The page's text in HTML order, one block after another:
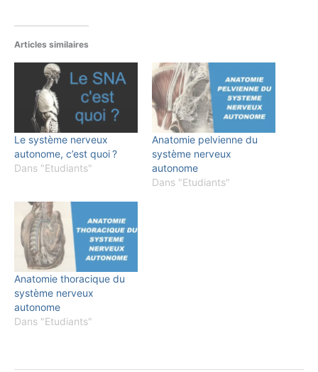
Articles similaires
Le système nerveux
autonome, c’est quoi ?
Dans "Etudiants"
Anatomie pelvienne du
système nerveux
autonome
Dans "Etudiants"
Anatomie thoracique du
système nerveux
autonome
Dans "Etudiants"